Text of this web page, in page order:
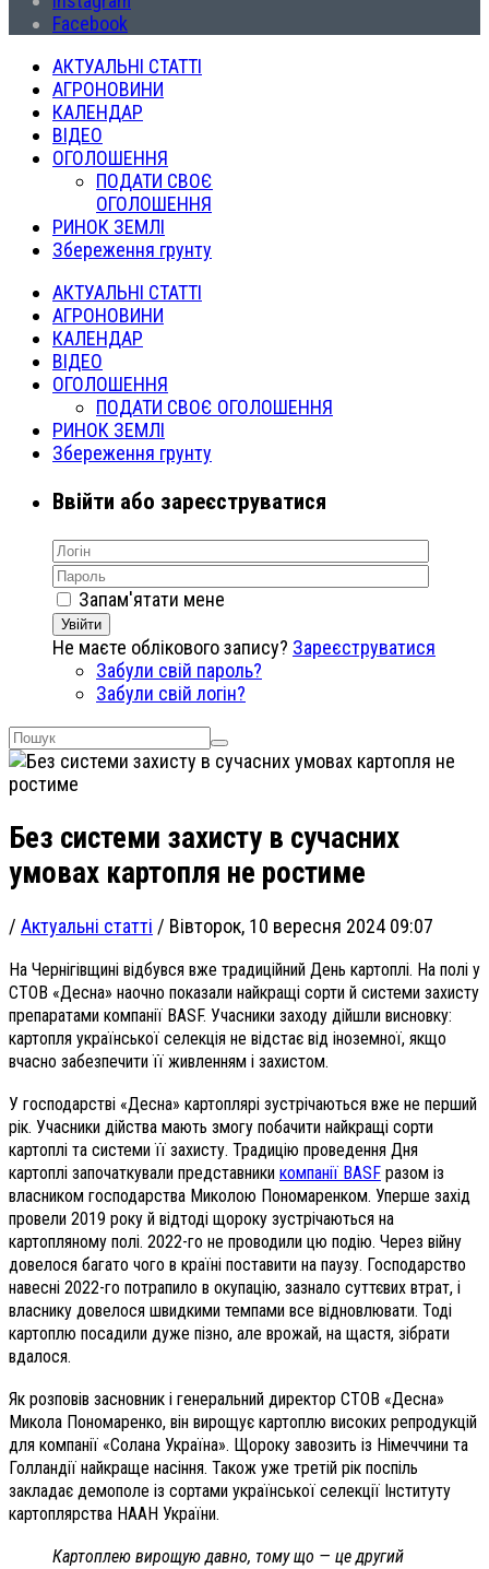
Facebook
АКТУАЛЬНІ СТАТТІ
АГРОНОВИНИ
КАЛЕНДАР
ВІДЕО
ОГОЛОШЕННЯ
ПОДАТИ СВОЄ
ОГОЛОШЕННЯ
РИНОК ЗЕМЛІ
Збереження грунту
АКТУАЛЬНІ СТАТТІ
АГРОНОВИНИ
КАЛЕНДАР
ВІДЕО
ОГОЛОШЕННЯ
ПОДАТИ СВОЄ ОГОЛОШЕННЯ
РИНОК ЗЕМЛІ
Збереження грунту
Ввійти або зареєструватися
Запам'ятати мене
Увійти
Не маєте облікового запису? Зареєструватися
Забули свій пароль?
Забули свій логін?
Без системи захисту в сучасних
умовах картопля не ростиме
/ Актуальні статті / Вівторок, 10 вересня 2024 09:07
На Чернігівщині відбувся вже традиційний День картоплі. На полі у
СТОВ «Десна» наочно показали найкращі сорти й системи захисту
препаратами компанії BASF. Учасники заходу дійшли висновку:
картопля української селекція не відстає від іноземної, якщо
вчасно забезпечити її живленням і захистом.
У господарстві «Десна» картоплярі зустрічаються вже не перший
рік. Учасники дійства мають змогу побачити найкращі сорти
картоплі та системи її захисту. Традицію проведення Дня
картоплі започаткували представники компанії ВАSF разом із
власником господарства Миколою Пономаренком. Уперше захід
провели 2019 року й відтоді щороку зустрічаються на
картопляному полі. 2022-го не проводили цю подію. Через війну
довелося багато чого в країні поставити на паузу. Господарство
навесні 2022-го потрапило в окупацію, зазнало суттєвих втрат, і
власнику довелося швидкими темпами все відновлювати. Тоді
картоплю посадили дуже пізно, але врожай, на щастя, зібрати
вдалося.
Як розповів засновник і генеральний директор СТОВ «Десна»
Микола Пономаренко, він вирощує картоплю високих репродукцій
для компанії «Солана Україна». Щороку завозить із Німеччини та
Голландії найкраще насіння. Також уже третій рік поспіль
закладає демополе із сортами української селекції Інституту
картоплярства НААН України.
Картоплею вирощую давно, тому що — це другий